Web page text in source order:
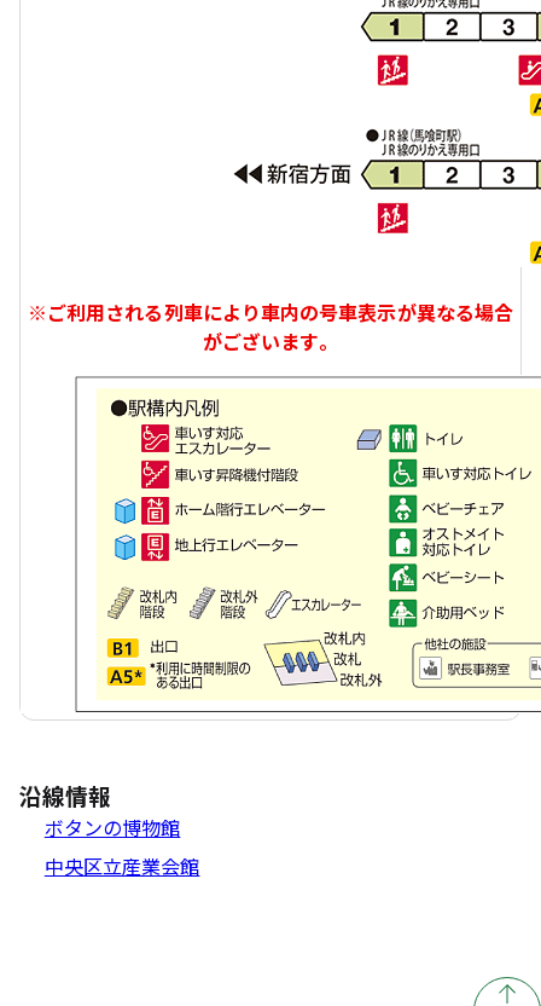
※ご利用される列車により車内の号車表示が異なる場合
がございます。
沿線情報
ボタンの博物館
中央区立産業会館